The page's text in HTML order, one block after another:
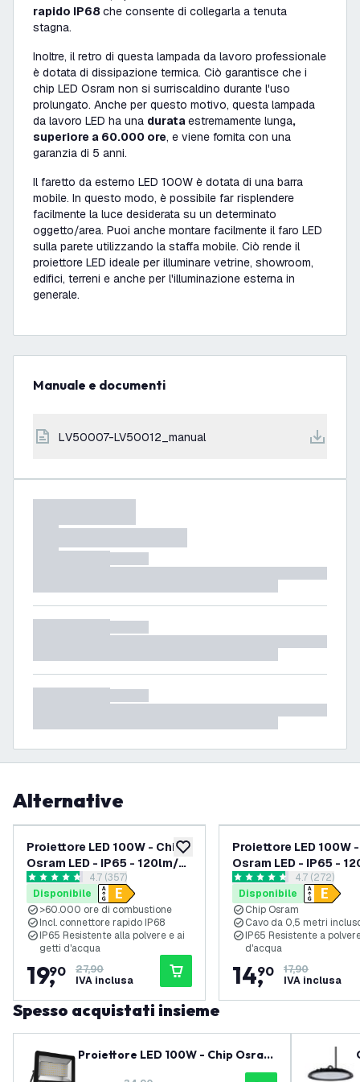
rapido IP68 che consente di collegarla a tenuta
stagna.
Inoltre, il retro di questa lampada da lavoro professionale
è dotata di dissipazione termica. Ciò garantisce che i
chip LED Osram non si surriscaldino durante l'uso
prolungato. Anche per questo motivo, questa lampada
da lavoro LED ha una durataestremamente lunga,
superiore a 60.000 ore, e viene fornita con una
garanzia di 5 anni.
Il faretto da esterno LED 100W è dotata di una barra
mobile. In questo modo, è possibile far risplendere
facilmente la luce desiderata su un determinato
oggetto/area. Puoi anche montare facilmente il faro LED
sulla parete utilizzando la staffa mobile. Ciò rende il
proiettore LED ideale per illuminare vetrine, showroom,
edifici, terreni e anche per l'illuminazione esterna in
generale.
Manuale e documenti
LV50007-LV50012_manual
Alternative
aggiungi alla lista desideri
Proiettore LED 100W - Chip
Osram LED - IP65 - 120lm/W
- Colore Bianco - 5 Anni di
Garanzia
apri il cassetto delle recensioni
4.7 stelle di valutazione
4.7 (357)
Disponibile
>60.000 ore di combustione
Incl. connettore rapido IP68
IP65 Resistente alla polvere e ai
getti d'acqua
19,
90
27,90
IVA inclusa
Proiettore LED 100W
Osram LED - IP65 -
- Colore Bianco
apri il
4.7 stelle di valutazione
4.7 (272)
Disponibile
Chip Osram
Cavo da 0,5 metri
IP65 Resistente a
d'acqua
14,
90
17,90
IVA inclusa
Spesso acquistati insieme
Proiettore LED 100W - Chip Osram
LED - Sensore di Movimento - IP44